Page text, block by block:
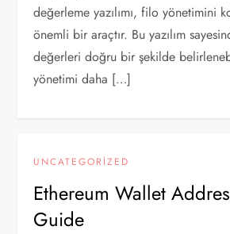
değerleme yazılımı, filo yönetimini
önemli bir araçtır. Bu yazılım
değerleri doğru bir şekilde
yönetimi daha […]
UNCATEGORIZED
Ethereum Wallet
Guide